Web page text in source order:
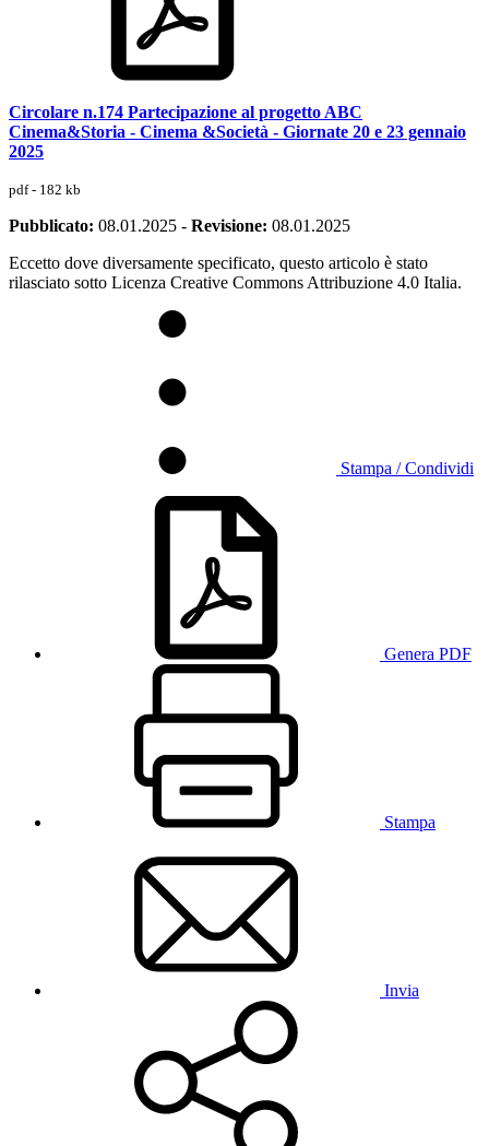
Circolare n.174 Partecipazione al progetto ABC
Cinema&Storia - Cinema &Società - Giornate 20 e 23 gennaio
2025
pdf - 182 kb
Pubblicato: 08.01.2025 - Revisione: 08.01.2025
Eccetto dove diversamente specificato, questo articolo è stato
rilasciato sotto Licenza Creative Commons Attribuzione 4.0 Italia.
Stampa / Condividi
Genera PDF
Stampa
Invia